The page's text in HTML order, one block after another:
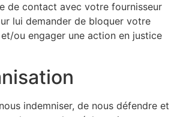
de contact avec votre fournisseur
lui demander de bloquer votre
ou engager une action en justice
indemniser, de nous défendre et